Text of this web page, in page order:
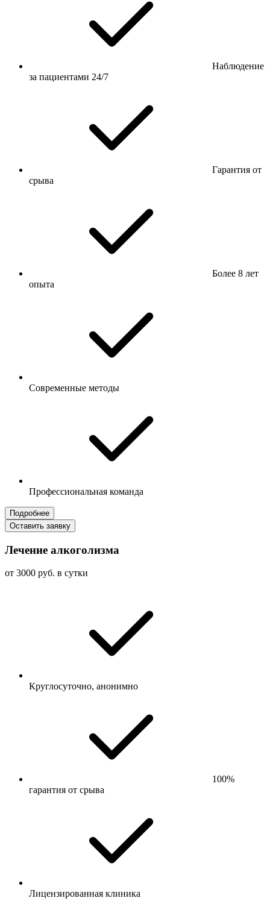
Наблюдение
за пациентами 24/7
Гарантия от
срыва
Более 8 лет
опыта
Современные методы
Профессиональная команда
Подробнее
Оставить заявку
Лечение алкоголизма
от 3000 руб. в сутки
Круглосуточно, анонимно
100%
гарантия от срыва
Лицензированная клиника